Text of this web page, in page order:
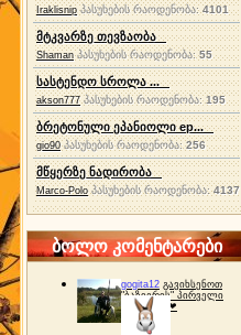
Iraklisnip პასუხების რაოდენობა: 4101
მტკვარზე თევზაობა
Shaman პასუხების რაოდენობა:55
სასტენდო სროლა ...
akson777 პასუხების რაოდენობა:195
ბრეტონული ეპანიოლი ep...
gio90 პასუხების რაოდენობა:256
მწყერზე ნადირობა
Marco-Polo პასუხების რაოდენობა:4137
ბოლო კომენტარები
gogita12 გავიხსენოთ
"ბაზიერის" პირველი
ტურნირი ❤